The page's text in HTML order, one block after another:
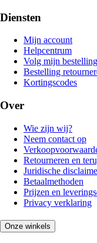
Diensten
Mijn account
Helpcentrum
Volg mijn bestelling
Bestelling
Kortingscodes
Over
Wie zijn wij?
Neem contact op
Retourneren en
Juridische
Betaalmethoden
Prijzen en
Privacy verklaring
Onze winkels